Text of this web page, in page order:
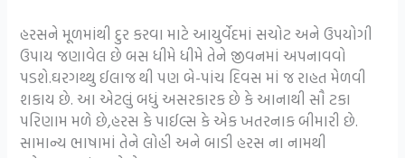
હરસને મૂળમાંથી દુર કરવા માટે આયુર્વેદમાં સચોટ અને ઉપયોગી
ઉપાય જણાવેલ છે બસ ધીમે ધીમે તેને જીવનમાં અપનાવવો
પડશે.ઘરગથ્થુ ઈલાજ થી પણ બે-પાંચ દિવસ માં જ રાહત મેળવી
શકાય છે. આ એટલું બધું અસરકારક છે કે આનાથી સૌ ટકા
પરિણામ મળે છે,હરસ કે પાઈલ્સ કે એક ખતરનાક બીમારી છે.
સામાન્ય ભાષામાં તેને લોહી અને બાડી હરસ ના નામથી